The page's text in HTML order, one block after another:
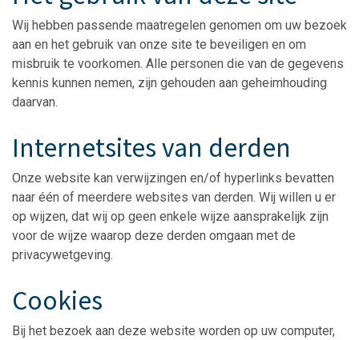
Wij hebben passende maatregelen genomen om uw bezoek
aan en het gebruik van onze site te beveiligen en om
misbruik te voorkomen. Alle personen die van de gegevens
kennis kunnen nemen, zijn gehouden aan geheimhouding
daarvan.
Internetsites van derden
Onze website kan verwijzingen en/of hyperlinks bevatten
naar één of meerdere websites van derden. Wij willen u er
op wijzen, dat wij op geen enkele wijze aansprakelijk zijn
voor de wijze waarop deze derden omgaan met de
privacywetgeving.
Cookies
Bij het bezoek aan deze website worden op uw computer,